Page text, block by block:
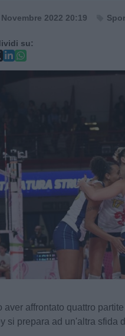
Novembre 2022 20:19
su:
aver affrontato quattro
si prepara ad un'altra sfida